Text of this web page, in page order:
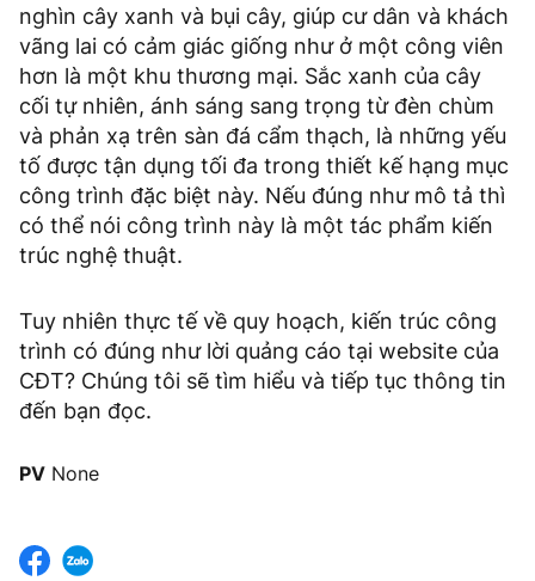
nghìn cây xanh và bụi cây, giúp cư dân và khách
vãng lai có cảm giác giống như ở một công viên
hơn là một khu thương mại. Sắc xanh của cây
cối tự nhiên, ánh sáng sang trọng từ đèn chùm
và phản xạ trên sàn đá cẩm thạch, là những yếu
tố được tận dụng tối đa trong thiết kế hạng mục
công trình đặc biệt này. Nếu đúng như mô tả thì
có thể nói công trình này là một tác phẩm kiến
trúc nghệ thuật.
Tuy nhiên thực tế về quy hoạch, kiến trúc công
trình có đúng như lời quảng cáo tại website của
CĐT? Chúng tôi sẽ tìm hiểu và tiếp tục thông tin
đến bạn đọc.
PV None